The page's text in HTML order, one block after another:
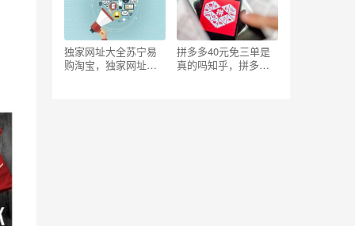
独家网址大全苏宁易
购淘宝，独家网址大
拼多多40元免三单是
真的吗知乎，拼多多